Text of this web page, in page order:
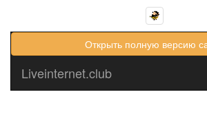
Открыть полную версию
Liveinternet.club